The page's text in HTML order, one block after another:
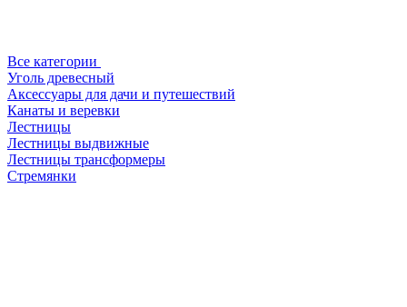
Все категории
Уголь древесный
Аксессуары для дачи и путешествий
Канаты и веревки
Лестницы
Лестницы выдвижные
Лестницы трансформеры
Стремянки